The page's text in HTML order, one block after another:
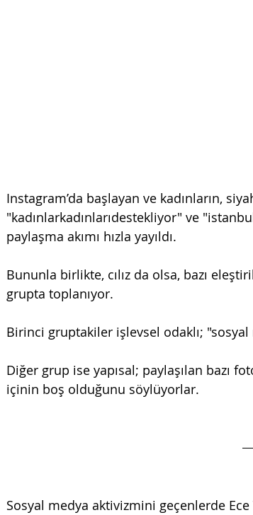
Instagram’da başlayan ve kadınların,
"kadınlarkadınlarıdestekliyor" ve
paylaşma akımı hızla yayıldı.
Bununla birlikte, cılız da olsa, bazı
grupta toplanıyor.
Birinci gruptakiler işlevsel odaklı;
Diğer grup ise yapısal; paylaşılan bazı
içinin boş olduğunu söylüyorlar.
Sosyal medya aktivizmini geçenlerde